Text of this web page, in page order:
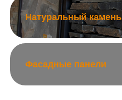
Натуральный камень
Фасадные панели